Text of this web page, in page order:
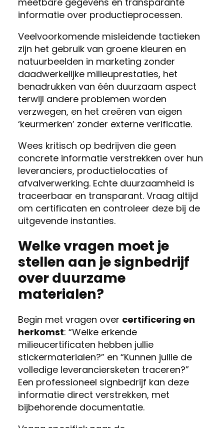
informatie over productieprocessen.
Veelvoorkomende misleidende tactieken
zijn het gebruik van groene kleuren en
natuurbeelden in marketing zonder
daadwerkelijke milieuprestaties, het
benadrukken van één duurzaam aspect
terwijl andere problemen worden
verzwegen, en het creëren van eigen
‘keurmerken’ zonder externe verificatie.
Wees kritisch op bedrijven die geen
concrete informatie verstrekken over hun
leveranciers, productielocaties of
afvalverwerking. Echte duurzaamheid is
traceerbaar en transparant. Vraag altijd
om certificaten en controleer deze bij de
uitgevende instanties.
Welke vragen moet je
stellen aan je signbedrijf
over duurzame
materialen?
Begin met vragen over certificering en
herkomst: “Welke erkende
milieucertificaten hebben jullie
stickermaterialen?” en “Kunnen jullie de
volledige leveranciersketen traceren?”
Een professioneel signbedrijf kan deze
informatie direct verstrekken, met
bijbehorende documentatie.